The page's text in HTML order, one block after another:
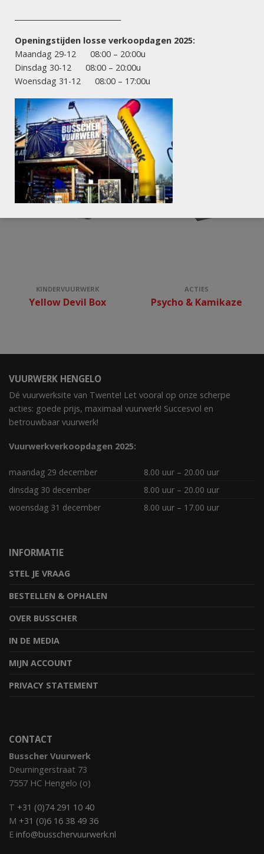
Deze cake vuurt niet één, maar vier schoten met een
KINDERVUURWERK
Yellow Devil Box
ACTIES
Psycho & Kamikaze
VUURWERK HENGELO
Dé vuurwerksite van Twente! Let vooral op onze scherpe
acties: goede prijs, maximaal vuurwerk! Succesvol en
betrouwbaar vuurwerk!
Vuurwerkverkoopdagen 2025:
maandag 29 december
8.00 uur – 20.00 uur
dinsdag 30 december
8.00 uur – 20.00 uur
woensdag 31 december
8.00 uur – 17.00 uur
INFORMATIE
STEL JE VRAAG
BESTELLEN & OPHALEN
OVER BUSSCHER
IN DE MEDIA
MIJN ACCOUNT
PRIVACY STATEMENT
CONTACT
Busscher Vuurwerk
Deurningerstraat 73
7557 HC Hengelo (o)
T +31 (0)74 291 10 40
M +31 (0)6 16 38 49 36
E info@busschervuurwerk.nl
Openingstijden losse verkoopdagen 2025:
Maandag 29-12 08:00 – 20:00u
Dinsdag 30-12 08:00 – 20:00u
Woensdag 31-12 08:00 – 17:00u